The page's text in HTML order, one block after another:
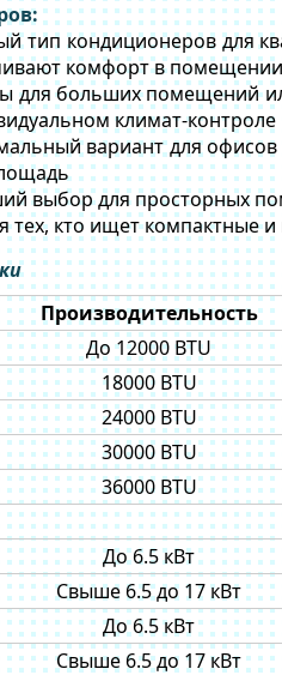
тип кондиционеров для
комфорт в помещении
для больших помещений
климат-контроле
вариант для
выбор для просторных
кто ищет компактные
Производительность
До 12000 BTU
18000 BTU
24000 BTU
30000 BTU
36000 BTU
До 6.5 кВт
Свыше 6.5 до 17 кВт
До 6.5 кВт
Свыше 6.5 до 17 кВт